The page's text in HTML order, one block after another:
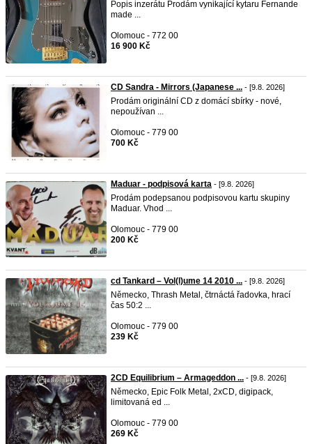
Popis inzerátu Prodám vynikající kytaru Fernande
made ...
Olomouc - 772 00
16 900 Kč
CD Sandra - Mirrors (Japanese ... - [9.8. 2026]
Prodám originální CD z domácí sbírky - nové,
nepoužívan ...
Olomouc - 779 00
700 Kč
Maduar - podpisová karta - [9.8. 2026]
Prodám podepsanou podpisovou kartu skupiny
Maduar. Vhod ...
Olomouc - 779 00
200 Kč
cd Tankard – Vol(l)ume 14 2010 ... - [9.8. 2026]
Německo, Thrash Metal, čtrnáctá řadovka, hrací
čas 50:2 ...
Olomouc - 779 00
239 Kč
2CD Equilibrium ‎– Armageddon ... - [9.8. 2026]
Německo, Epic Folk Metal, 2xCD, digipack,
limitovaná ed ...
Olomouc - 779 00
269 Kč